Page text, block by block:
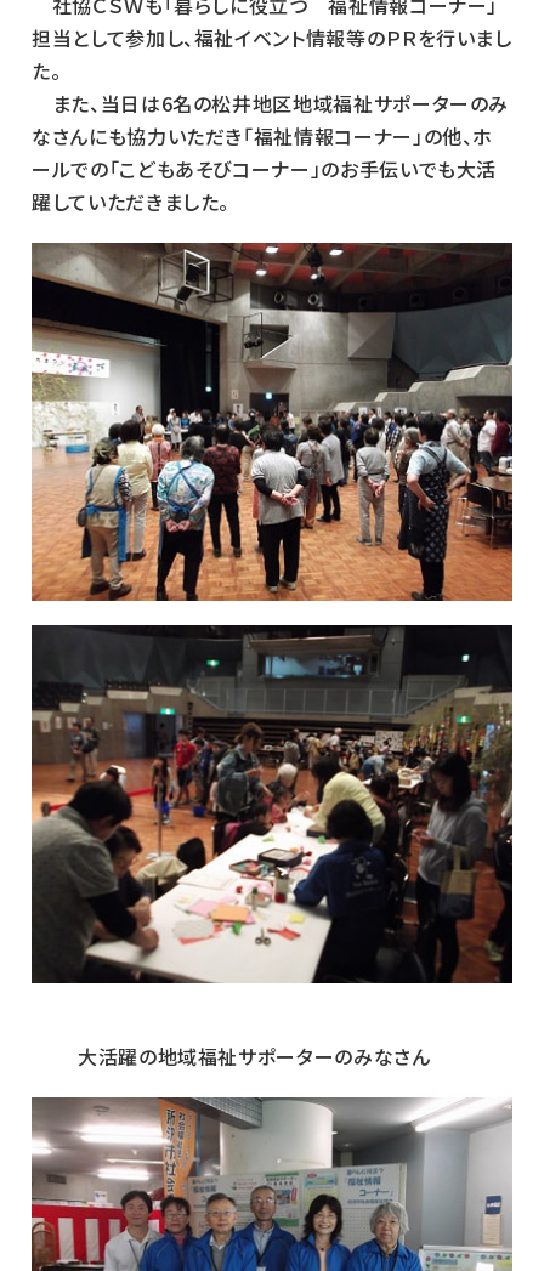
担当として参加し、福祉イベント情報等のＰＲを行いまし
た。
また、当日は6名の松井地区地域福祉サポーターのみ
なさんにも協力いただき「福祉情報コーナー」の他、ホ
ールでの「こどもあそびコーナー」のお手伝いでも大活
躍していただきました。
大活躍の地域福祉サポーターのみなさん